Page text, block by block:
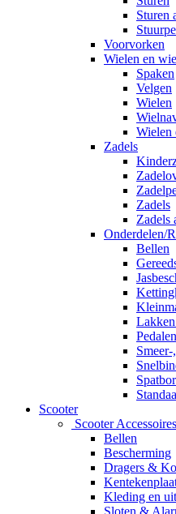
Sturen
Voorvorken
Wielen en
Spaken
Velgen
Wielen
Wielen
Zadels
Zadels
Zadels
Onderdelen/
Bellen
Pedalen
Scooter
Scooter Accessoires
Bellen
Bescherming
Dragers &
Kleding en